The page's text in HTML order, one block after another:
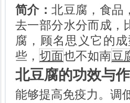
酱肉的做法
猪头皮的做法
羊肚的做法
牛肉的做法
牛脑的做法
凤尾虾的做法
对虾的做法
玉米粒的做法
简介：北豆腐，食品
去一部分水分而成，
腐，顾名思义它的
些， 切面也不如南豆
北豆腐的功效与
能够提高免疫力。调